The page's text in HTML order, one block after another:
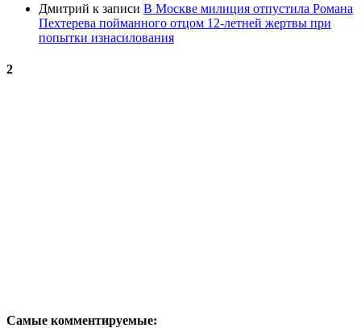
Дмитрий к записи В Москве милиция отпустила Романа
Пехтерева пойманного отцом 12-летней жертвы при
попытки изнасилования
2
Самые комментируемые: